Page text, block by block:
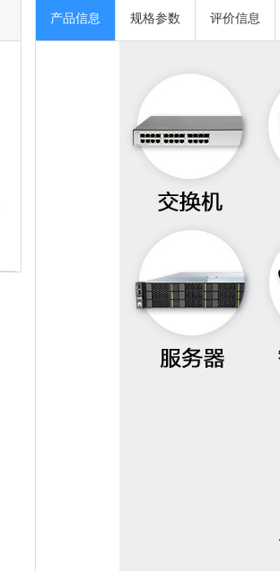
产品信息 规格参数 评价信息